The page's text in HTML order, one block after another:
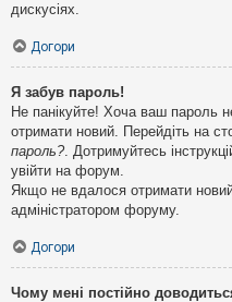
дискусіях.
Догори
Я забув пароль!
Не панікуйте! Хоча ваш пароль
отримати новий. Перейдіть на
пароль?. Дотримуйтесь
увійти на форум.
Якщо не вдалося отримати
адміністратором форуму.
Догори
Чому мені постійно